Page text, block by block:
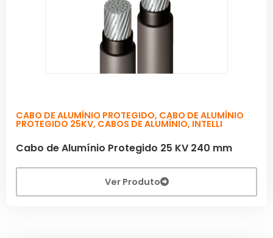
CABO DE ALUMÍNIO PROTEGIDO, CABO DE ALUMÍNIO
PROTEGIDO 25KV, CABOS DE ALUMÍNIO, INTELLI
Cabo de Alumínio Protegido 25 KV 240 mm
Ver Produto